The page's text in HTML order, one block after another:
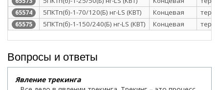
65574 5ПКТп(б)-1-70/120(Б) нг-LS (КВТ) Концевая
65575 5ПКТп(б)-1-150/240(Б) нг-LS (КВТ) Концевая
Вопросы и ответы
Явление трекинга